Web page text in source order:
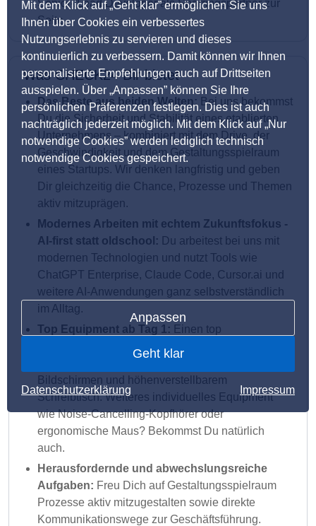
Mit dem Klick auf „Geht klar” ermöglichen Sie uns
Ihnen über Cookies ein verbessertes
Nutzungserlebnis zu servieren und dieses
kontinuierlich zu verbessern. Damit können wir Ihnen
personalisierte Empfehlungen auch auf Drittseiten
ausspielen. Über „Anpassen” können Sie Ihre
persönlichen Präferenzen festlegen. Dies ist auch
nachträglich jederzeit möglich. Mit dem Klick auf „Nur
notwendige Cookies” werden lediglich technisch
notwendige Cookies gespeichert.
Anpassen
Geht klar
Datenschutzerklärung Impressum
Senior-/Lead Developer als Sparringspartner zur
Seite.
Was CHECK24 Dir bietet
Das Beste aus beiden Welten: Bei uns bekommst
Du die Sicherheit und Stabilität eines etablierten
Unternehmens – kombiniert mit dem Drive, der
Geschwindigkeit und dem Gestaltungsspielraum
eines Startups. Wir denken langfristig und geben
Dir gleichzeitig die Chance, Prozesse und Themen
aktiv mitzuprägen.
Modernes Arbeiten mit echtem Zukunftsfokus -
AI-first statt oldschool: Du arbeitest bei uns mit
modernen Technologien und nutzt Tools wie
ChatGPT Enterprise, Claude Code, Cursor.ai und
weitere AI-Anwendungen ganz selbstverständlich
im Alltag.
Top Equipment ab Tag 1: Einen top
ausgestatteten, ergonomischen Arbeitsplatz mit
Bildschirmen und höhenverstellbarem
Schreibtisch. Weiteres individuelles Equipment
wie Noise-Cancelling-Kopfhörer oder
ergonomische Maus? Bekommst Du natürlich
auch.
Herausfordernde und abwechslungsreiche
Aufgaben: Freu Dich auf Gestaltungsspielraum
Prozesse aktiv mitzugestalten sowie direkte
Kommunikationswege zur Geschäftsführung.